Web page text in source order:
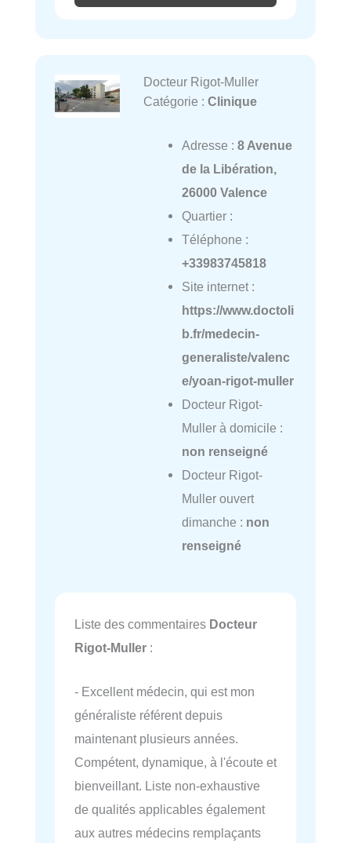
Docteur Rigot-Muller
Catégorie : Clinique
Adresse : 8 Avenue
de la Libération,
26000 Valence
Quartier :
Téléphone :
+33983745818
Site internet :
https://www.doctoli
b.fr/medecin-
generaliste/valenc
e/yoan-rigot-muller
Docteur Rigot-
Muller à domicile :
non renseigné
Docteur Rigot-
Muller ouvert
dimanche : non
renseigné
Liste des commentaires Docteur
Rigot-Muller :
- Excellent médecin, qui est mon
généraliste référent depuis
maintenant plusieurs années.
Compétent, dynamique, à l'écoute et
bienveillant. Liste non-exhaustive
de qualités applicables également
aux autres médecins remplaçants